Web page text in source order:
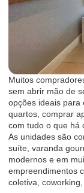
Muitos
sem abrir mão de
opções ideais para
quartos, comprar
com tudo o que há
As unidades são
suíte, varanda
modernos e em
empreendimentos
coletiva,